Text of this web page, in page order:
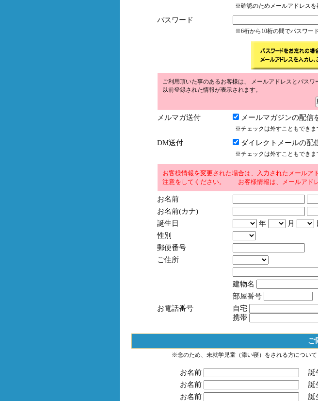
※確認のためメールアドレスを
パスワード
※6桁から10桁の間でパスワー
ご利用頂いた事のあるお客様は、 メールアドレスとパスワ
以前登録された情報が表示されます。
メルマガ送付 メールマガジンの配信
※チェックは外すこともできま
DM送付 ダイレクトメールの配
※チェックは外すこともできま
お客様情報を変更された場合は、入力されたメールア
注意をしてください。 お客様情報は、メールアドレ
お名前
お名前(カナ)
誕生日
年 月
性別
郵便番号
ご住所
建物名
部屋番号
お電話番号
自宅
携帯
ご
※念のため、未就学児童（添い寝）をされる方につい
お名前 誕
お名前
誕
お名前
誕